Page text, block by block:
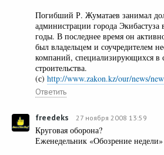
Погибший Р. Жуматаев занимал
администрации города Экибастуза
годы. В последнее время он
был владельцем и соучредителем
компаний, специализирующихся в
строительства.
(с) http://www.zakon.kz/our/news/
Ответить
freedeks 27 ноября 2008 13:59
Круговая оборона?
Еженедельник «Обозрение недели»